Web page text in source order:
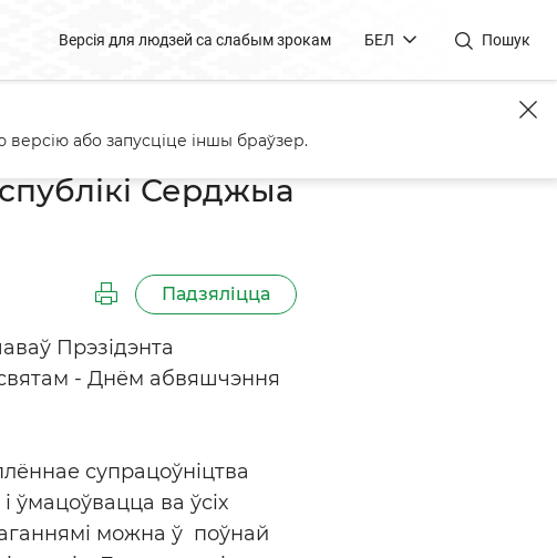
Версія для людзей са слабым зрокам БЕЛ Пошук
з Нацыянальным святам
Серджыа
Падзяліцца
Прэзідэнта
- Днём абвяшчэння
супрацоўніцтва
ва ўсіх
можна ў поўнай
або запусціце іншы браўзер.